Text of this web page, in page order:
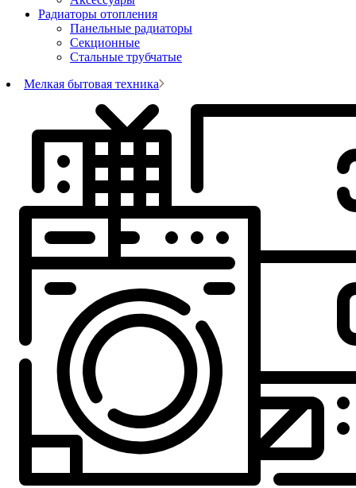
Радиаторы отопления
Панельные радиаторы
Секционные
Стальные трубчатые
Мелкая бытовая техника